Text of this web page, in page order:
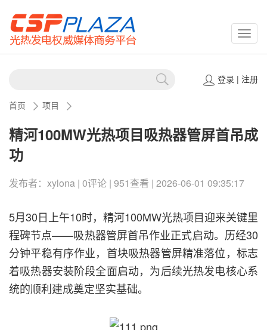
登录| 注册
首页 项目
精河100MW光热项目吸热器管屏首吊成
功
发布者：xylona | 0评论 | 951查看 | 2026-06-01 09:35:17
5月30日上午10时，精河100MW光热项目迎来关键里
程碑节点——吸热器管屏首吊作业正式启动。历经30
分钟平稳有序作业，首块吸热器管屏精准落位，标志
着吸热器安装阶段全面启动，为后续光热发电核心系
统的顺利建成奠定坚实基础。